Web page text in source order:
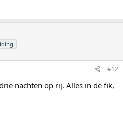
#12
nachten op rij. Alles in de fik,